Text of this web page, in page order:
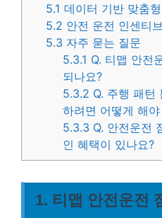
5.1 데이터 기반 맞춤
5.2 안전 운전 인센티
5.3 자주 묻는 질문
5.3.1 Q. 티맵 안전
되나요?
5.3.2 Q. 주행 패턴
하려면 어떻게 해
5.3.3 Q. 안전운전
인 혜택이 있나요?
1. 티맵 안전운전